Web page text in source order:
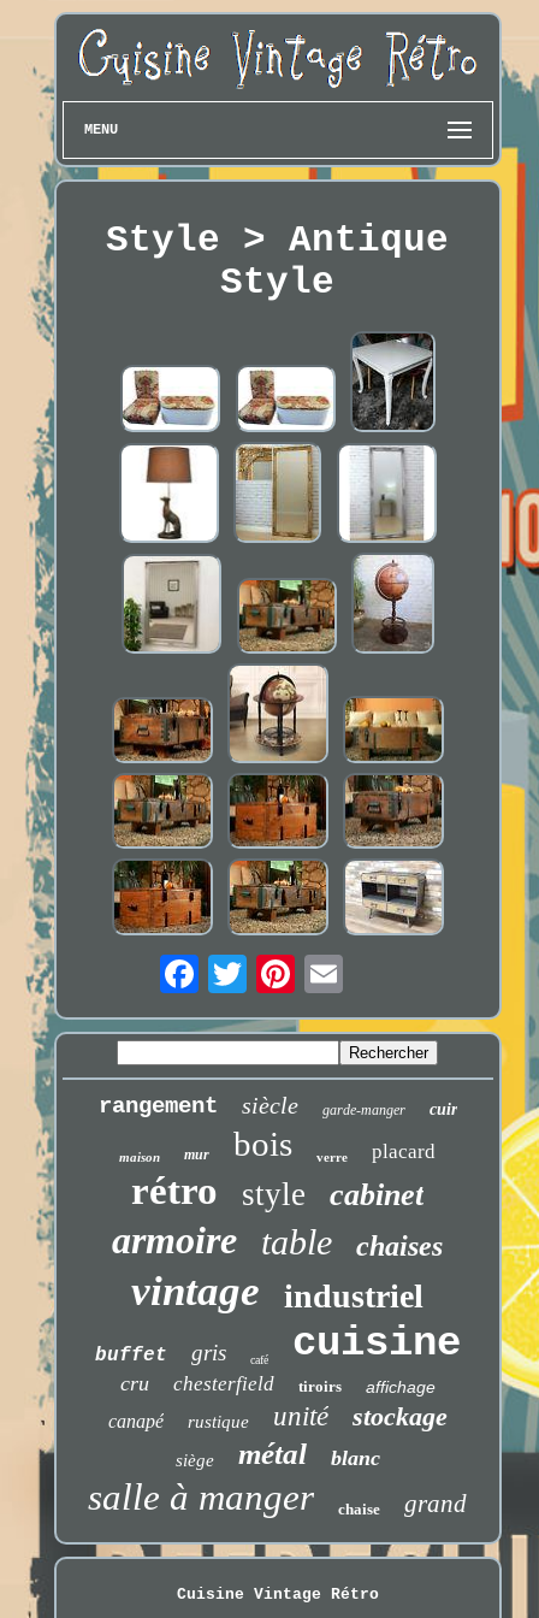
MENU
Style > Antique
Style
rangement siècle garde-manger cuir
maison mur bois verre placard
rétro style cabinet
armoire table chaises
vintage industriel
buffet gris café cuisine
cru chesterfield tiroirs affichage
canapé rustique unité stockage
siège métal blanc
salle à manger chaise grand
Cuisine Vintage Rétro